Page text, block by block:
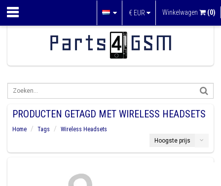
€ EUR Winkelwagen (0)
PRODUCTEN GETAGD MET WIRELESS HEADSETS
Home Tags
Wireless Headsets
Hoogste prijs